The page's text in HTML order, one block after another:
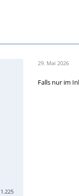
1.225
29. Mai 2026
Falls nur im